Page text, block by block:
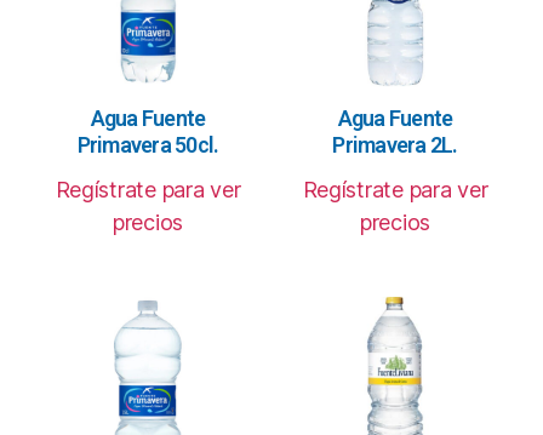
Agua Fuente
Primavera 50cl.
Regístrate para ver
precios
Agua Fuente
Primavera 2L.
Regístrate para ver
precios